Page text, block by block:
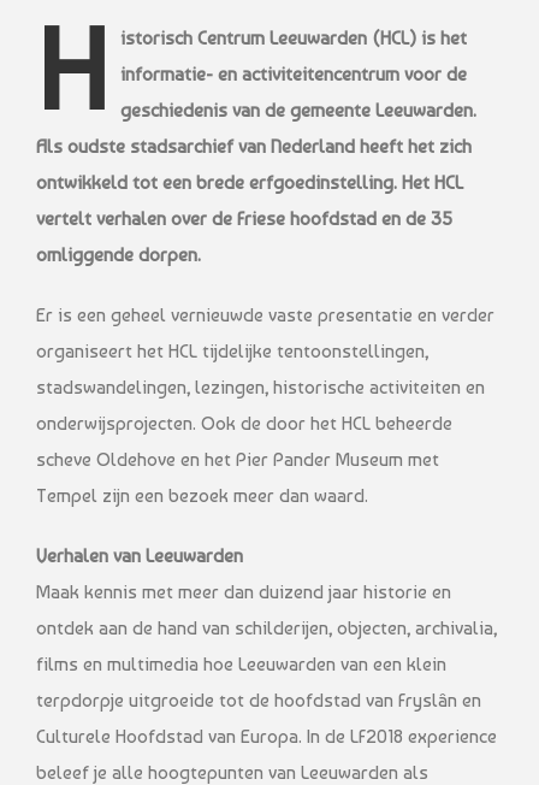
H
istorisch Centrum Leeuwarden (HCL) is het
informatie- en activiteitencentrum voor de
geschiedenis van de gemeente Leeuwarden.
Als oudste stadsarchief van Nederland heeft het zich
ontwikkeld tot een brede erfgoedinstelling. Het HCL
vertelt verhalen over de Friese hoofdstad en de 35
omliggende dorpen.
Er is een geheel vernieuwde vaste presentatie en verder
organiseert het HCL tijdelijke tentoonstellingen,
stadswandelingen, lezingen, historische activiteiten en
onderwijsprojecten. Ook de door het HCL beheerde
scheve Oldehove en het Pier Pander Museum met
Tempel zijn een bezoek meer dan waard.
Verhalen van Leeuwarden
Maak kennis met meer dan duizend jaar historie en
ontdek aan de hand van schilderijen, objecten, archivalia,
films en multimedia hoe Leeuwarden van een klein
terpdorpje uitgroeide tot de hoofdstad van Fryslân en
Culturele Hoofdstad van Europa. In de LF2018 experience
beleef je alle hoogtepunten van Leeuwarden als